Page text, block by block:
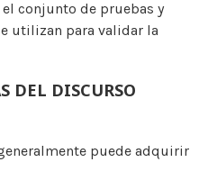
conjunto de pruebas y
utilizan para validar la
DEL DISCURSO
puede adquirir